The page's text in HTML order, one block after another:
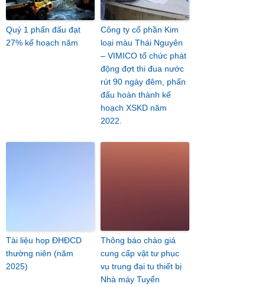
Quý 1 phấn đấu đạt
27% kế hoạch năm
Công ty cổ phần Kim
loại màu Thái Nguyên
– VIMICO tổ chức phát
động đợt thi đua nước
rút 90 ngày đêm, phấn
đấu hoàn thành kế
hoạch XSKD năm
2022.
Tài liệu họp ĐHĐCD
thường niên (năm
2025)
Thông báo chào giá
cung cấp vật tư phục
vụ trung đại tu thiết bị
Nhà máy Tuyển